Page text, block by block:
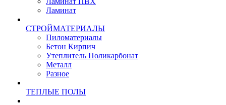
Ламинат
СТРОЙМАТЕРИАЛЫ
Пиломатериалы
Бетон Кирпич
Утеплитель Поликарбонат
Металл
Разное
ТЕПЛЫЕ ПОЛЫ